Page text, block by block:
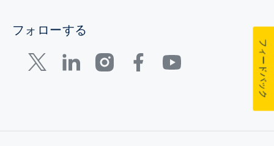
フォローする
フィードバック